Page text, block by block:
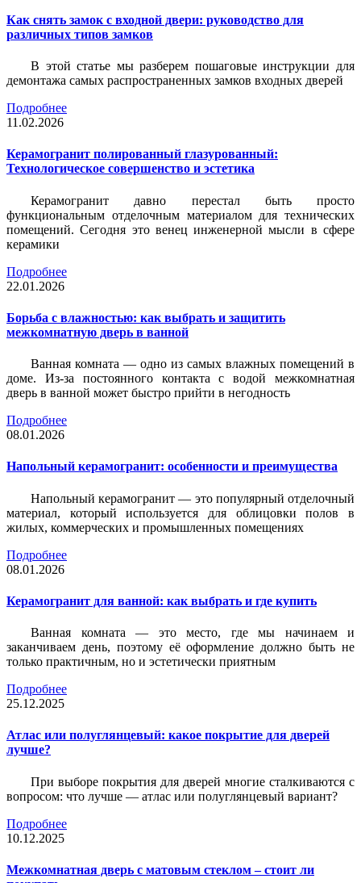
Как снять замок с входной двери: руководство для
различных типов замков
В этой статье мы разберем пошаговые инструкции для
демонтажа самых распространенных замков входных дверей
Подробнее
11.02.2026
Керамогранит полированный глазурованный:
Технологическое совершенство и эстетика
Керамогранит давно перестал быть просто
функциональным отделочным материалом для технических
помещений. Сегодня это венец инженерной мысли в сфере
керамики
Подробнее
22.01.2026
Борьба с влажностью: как выбрать и защитить
межкомнатную дверь в ванной
Ванная комната — одно из самых влажных помещений в
доме. Из-за постоянного контакта с водой межкомнатная
дверь в ванной может быстро прийти в негодность
Подробнее
08.01.2026
Напольный керамогранит: особенности и преимущества
Напольный керамогранит — это популярный отделочный
материал, который используется для облицовки полов в
жилых, коммерческих и промышленных помещениях
Подробнее
08.01.2026
Керамогранит для ванной: как выбрать и где купить
Ванная комната — это место, где мы начинаем и
заканчиваем день, поэтому её оформление должно быть не
только практичным, но и эстетически приятным
Подробнее
25.12.2025
Атлас или полуглянцевый: какое покрытие для дверей
лучше?
При выборе покрытия для дверей многие сталкиваются с
вопросом: что лучше — атлас или полуглянцевый вариант?
Подробнее
10.12.2025
Межкомнатная дверь с матовым стеклом – стоит ли